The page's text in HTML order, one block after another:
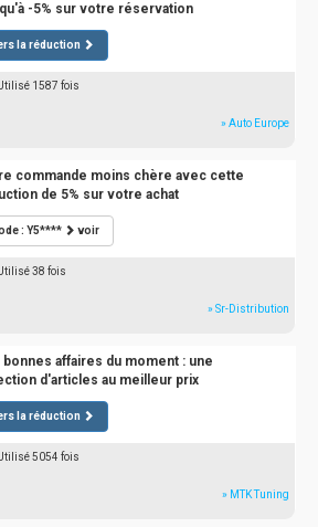
-5% sur votre réservation
la réduction
Utilisé 1587 fois
» Auto Europe
commande moins chère avec cette
de 5% sur votre achat
: Y5**** voir
Utilisé 38 fois
» Sr-Distribution
bonnes affaires du moment : une
d'articles au meilleur prix
la réduction
Utilisé 5054 fois
» MTK Tuning